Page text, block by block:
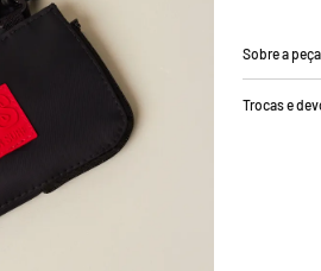
Sobre a peça
Trocas e